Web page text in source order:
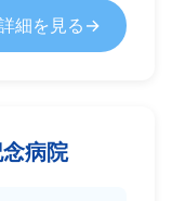
細を見る
病院